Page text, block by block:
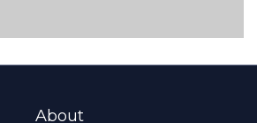
About